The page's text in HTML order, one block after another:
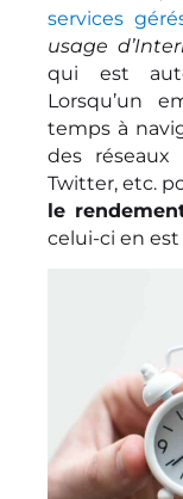
services
usage
qui est
Lorsqu’un
temps à
des réseaux
Twitter, etc.
le
celui-ci en est